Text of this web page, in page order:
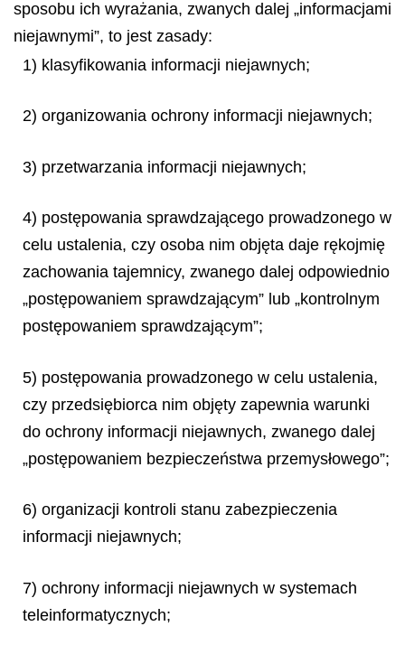
sposobu ich wyrażania, zwanych dalej „informacjami
niejawnymi”, to jest zasady:
1) klasyfikowania informacji niejawnych;
2) organizowania ochrony informacji niejawnych;
3) przetwarzania informacji niejawnych;
4) postępowania sprawdzającego prowadzonego w
celu ustalenia, czy osoba nim objęta daje rękojmię
zachowania tajemnicy, zwanego dalej odpowiednio
„postępowaniem sprawdzającym” lub „kontrolnym
postępowaniem sprawdzającym”;
5) postępowania prowadzonego w celu ustalenia,
czy przedsiębiorca nim objęty zapewnia warunki
do ochrony informacji niejawnych, zwanego dalej
„postępowaniem bezpieczeństwa przemysłowego”;
6) organizacji kontroli stanu zabezpieczenia
informacji niejawnych;
7) ochrony informacji niejawnych w systemach
teleinformatycznych;